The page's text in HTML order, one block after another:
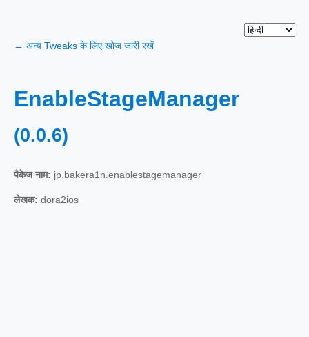
← अन्य Tweaks के लिए खोज जारी रखें
EnableStageManager
(0.0.6)
पैकेज नाम: jp.bakera1n.enablestagemanager
लेखक: dora2ios